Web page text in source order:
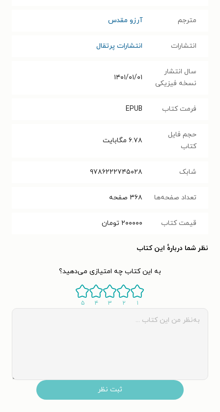
مترجم آرزو مقدس
انتشارات انتشارات پرتقال
سال انتشار
نسخه فیزیکی
۱۴۰۱/۰۱/۰۱
فرمت کتاب EPUB
حجم فایل
کتاب
۶.۷۸ مگابایت
شابک ۹۷۸۶۲۲۲۷۴۵۰۲۸
تعداد صفحه‌ها ۳۶۸ صفحه
قیمت کتاب ۲۰۰۰۰۰ تومان
نظر شما دربارهٔ این کتاب
به این کتاب چه امتیازی می‌دهید؟
۱ ۲ ۳ ۴ ۵
ثبت نظر